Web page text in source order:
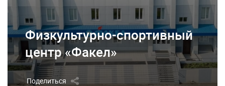
Физкультурно-спортивный
центр «Факел»
Поделиться